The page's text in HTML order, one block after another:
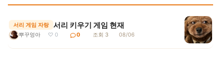
서리 게임 자랑 서리 키우기 게임 현재
뿌꾸엉아 ♡ 0 0 조회 3 08/06